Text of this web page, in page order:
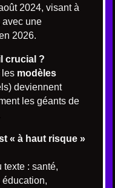
2024, visant à
avec une
2026.
crucial ?
les modèles
deviennent
les géants de
« à haut risque »
texte : santé,
éducation,